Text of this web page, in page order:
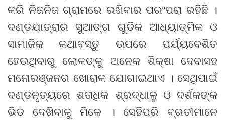
କରି ନିଜନିଜ ଗ୍ରାମରେ ରଖିବାର ପରଂପରା ରହିଛି ।
ଦଣ୍ଡଯାତ୍ରାର ସୁଆଙ୍ଗ ଗୁଡିକ ଆଧ୍ୟାତ୍ମିକ ଓ
ସାମାଜିକ କଥାବସ୍ତୁ ଉପରେ ପର୍ଯ୍ୟବେଶିତ
ହେଉଥିବାରୁ ଲୋକଙ୍କୁ ଅନେକ ଶିକ୍ଷା ଦେବାସହ
ମନୋରଞ୍ଜନର ଖୋରାକ ଯୋଗାଇଥାଏ । ସେଥିପାଇଁ
ଦଣ୍ଡନୃତ୍ୟରେ ଶତାଧିକ ଶ୍ରଦ୍ଧାଳୁ ଓ ଦର୍ଶକଙ୍କ
ଭିଡ ଦେଖିବାକୁ ମିଳେ । ସେହିପରି ବ୍ରତୀମାନେ